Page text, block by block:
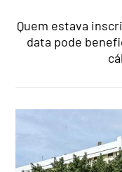
Quem estava
data pode